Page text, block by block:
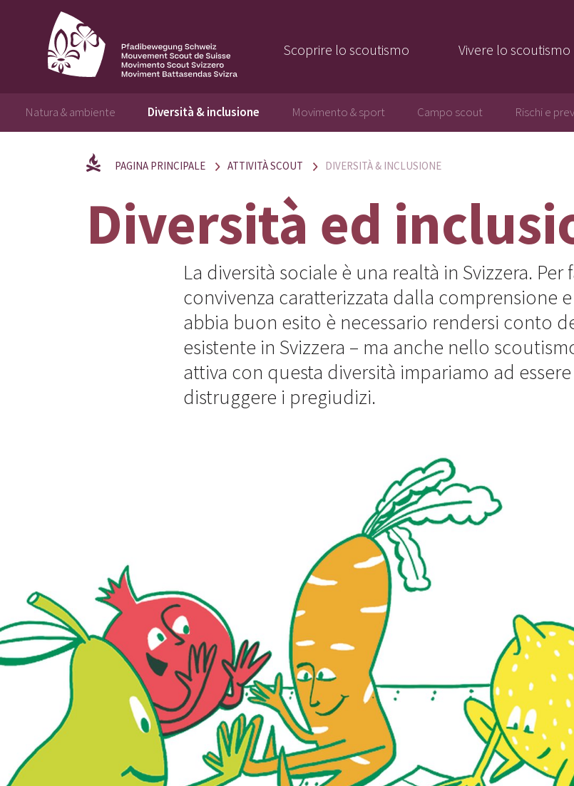
Scoprire lo scoutismo Vivere lo scoutismo
Natura & ambiente Diversità & inclusione Movimento & sport Campo scout Rischi e
PAGINA PRINCIPALE ATTIVITÀ SCOUT DIVERSITÀ & INCLUSIONE
Diversità ed
La diversità sociale è una realtà in Svizzera.
convivenza caratterizzata dalla comprensione
abbia buon esito è necessario rendersi conto
esistente in Svizzera – ma anche nello
attiva con questa diversità impariamo ad
distruggere i pregiudizi.